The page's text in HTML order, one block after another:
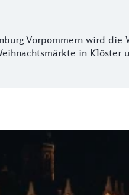
Vorpommern wird die
in Klöster